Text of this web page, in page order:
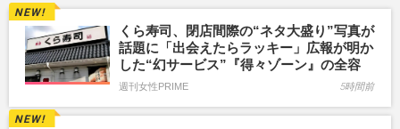
くら寿司、閉店間際の“ネタ大盛り”写真が
話題に「出会えたらラッキー」広報が明か
した“幻サービス”『得々ゾーン』の全容
週刊女性PRIME 5時間前